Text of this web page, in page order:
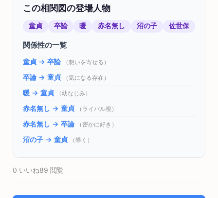
この相関図の登場人物
童貞 卒論 暖 赤名無し 沼の子 佐世保
関係性の一覧
童貞 → 卒論 （想いを寄せる）
卒論 → 童貞 （気になる存在）
暖 → 童貞 （幼なじみ）
赤名無し → 童貞 （ライバル視）
赤名無し → 卒論 （密かに好き）
沼の子 → 童貞 （導く）
0 いいね89 閲覧